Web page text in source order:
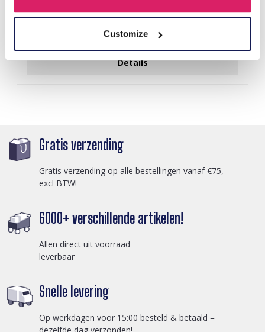
Customize
Z-E2.3 LED Foam Sticks -Multi Color 47x3.5cm
Login voor prijzen
Details
Gratis verzending
Gratis verzending op alle bestellingen vanaf €75,-
excl BTW!
6000+ verschillende artikelen!
Allen direct uit voorraad
leverbaar
Snelle levering
Op werkdagen voor 15:00 besteld & betaald =